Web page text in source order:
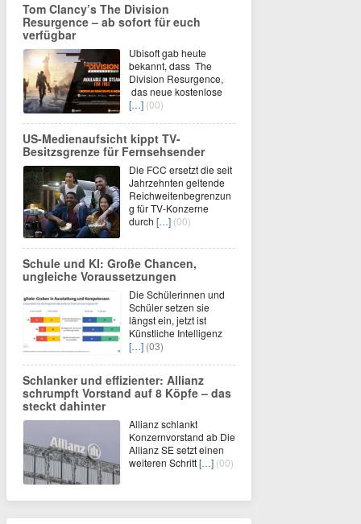
Tom Clancy’s The Division
Resurgence – ab sofort für euch
verfügbar
Ubisoft gab heute
bekannt, dass The
Division Resurgence,
das neue kostenlose
[…] (00)
US-Medienaufsicht kippt TV-
Besitzsgrenze für Fernsehsender
Die FCC ersetzt die seit
Jahrzehnten geltende
Reichweitenbegrenzun
g für TV-Konzerne
durch […] (00)
Schule und KI: Große Chancen,
ungleiche Voraussetzungen
Die Schülerinnen und
Schüler setzen sie
längst ein, jetzt ist
Künstliche Intelligenz
[…] (03)
Schlanker und effizienter: Allianz
schrumpft Vorstand auf 8 Köpfe – das
steckt dahinter
Allianz schlankt
Konzernvorstand ab Die
Allianz SE setzt einen
weiteren Schritt[…] (00)